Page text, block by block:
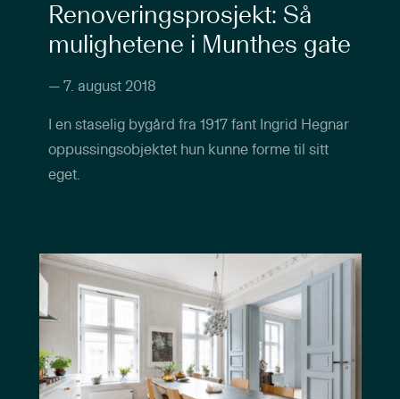
Renoveringsprosjekt: Så
mulighetene i Munthes gate
—7. august 2018
I en staselig bygård fra 1917 fant Ingrid Hegnar
oppussingsobjektet hun kunne forme til sitt
eget.